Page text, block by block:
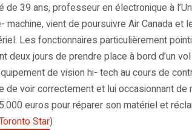
de 39 ans, professeur en électronique à
machine, vient de poursuivre Air Canada
Les fonctionnaires particulièrement
deux jours de prendre place à bord d’un
de vision hi- tech au cours de
de voir correctement et lui occasionnant
euros pour réparer son matériel et
Star)